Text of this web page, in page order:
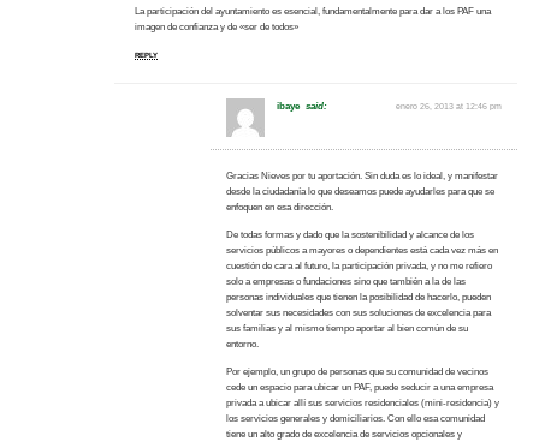
La participación del ayuntamiento es esencial, fundamentalmente para dar a los PAF una
imagen de confianza y de «ser de todos»
REPLY
ibaye said: enero 26, 2013 at 12:46 pm
Gracias Nieves por tu aportación. Sin duda es lo ideal, y manifestar
desde la ciudadanía lo que deseamos puede ayudarles para que se
enfoquen en esa dirección.
De todas formas y dado que la sostenibilidad y alcance de los
servicios públicos a mayores o dependientes está cada vez más en
cuestión de cara al futuro, la participación privada, y no me refiero
solo a empresas o fundaciones sino que también a la de las
personas individuales que tienen la posibilidad de hacerlo, pueden
solventar sus necesidades con sus soluciones de excelencia para
sus familias y al mismo tiempo aportar al bien común de su
entorno.
Por ejemplo, un grupo de personas que su comunidad de vecinos
cede un espacio para ubicar un PAF, puede seducir a una empresa
privada a ubicar allí sus servicios residenciales (mini-residencia) y
los servicios generales y domiciliarios. Con ello esa comunidad
tiene un alto grado de excelencia de servicios opcionales y